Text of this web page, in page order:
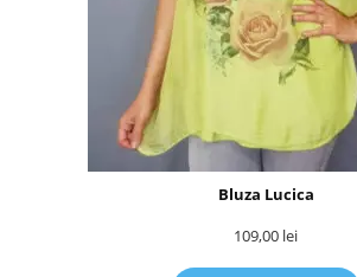
Bluza Lucica
109,00 lei